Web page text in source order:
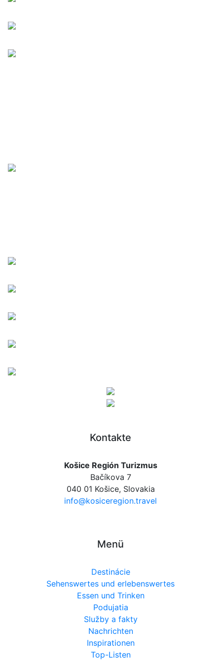
Kontakte
Košice Región Turizmus
Bačíkova 7
040 01 Košice, Slovakia
info@kosiceregion.travel
Menü
Destinácie
Sehenswertes und erlebenswertes
Essen und Trinken
Podujatia
Služby a fakty
Nachrichten
Inspirationen
Top-Listen